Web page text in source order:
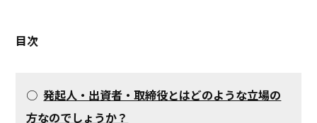
目次
○発起人・出資者・取締役とはどのような立場の
方なのでしょうか？